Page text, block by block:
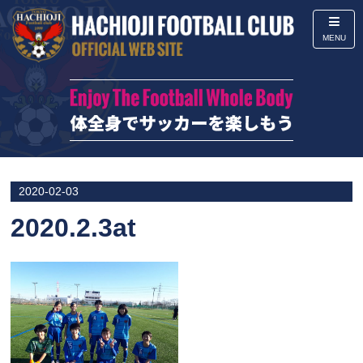
MENU
2020-02-03
2020.2.3at